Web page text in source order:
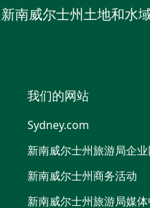
南威尔士州土地和水
我们的网站
Sydney.com
新南威尔士州旅游局企
新南威尔士州商务活动
新南威尔士州旅游局媒